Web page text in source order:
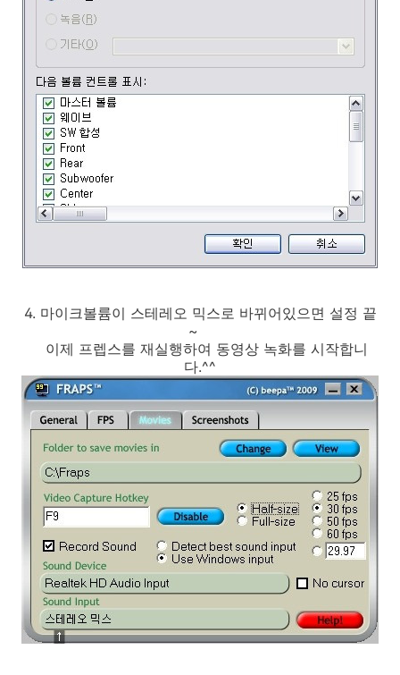
4. 마이크볼륨이 스테레오 믹스로 바뀌어있으면 설정 끝
~
이제 프렙스를 재실행하여 동영상 녹화를 시작합니
다.^^